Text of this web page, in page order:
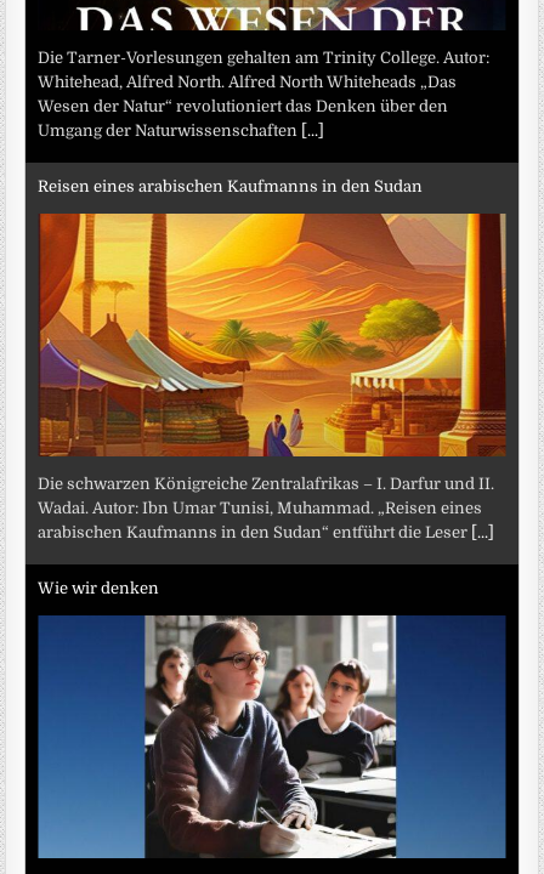
Die Tarner-Vorlesungen gehalten am Trinity College. Autor:
Whitehead, Alfred North. Alfred North Whiteheads „Das
Wesen der Natur“ revolutioniert das Denken über den
Umgang der Naturwissenschaften
[...]
Reisen eines arabischen Kaufmanns in den Sudan
Die schwarzen Königreiche Zentralafrikas – I. Darfur und II.
Wadai. Autor: Ibn Umar Tunisi, Muhammad. „Reisen eines
arabischen Kaufmanns in den Sudan“ entführt die Leser [...]
Wie wir denken